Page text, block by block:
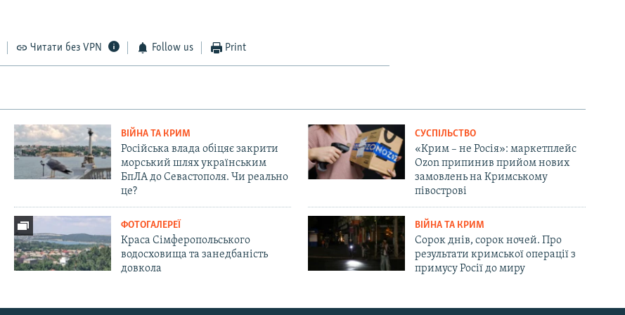
Читати без VPN Follow us Print
ВІЙНА ТА КРИМ
Російська влада обіцяє закрити
морський шлях українським
БпЛА до Севастополя. Чи реально
це?
СУСПІЛЬСТВО
«Крим – не Росія»: маркетплейс
Ozon припинив прийом нових
замовлень на Кримському
півострові
ФОТОГАЛЕРЕЇ
Краса Сімферопольського
водосховища та занедбаність
довкола
ВІЙНА ТА КРИМ
Сорок днів, сорок ночей. Про
результати кримської операції з
примусу Росії до миру